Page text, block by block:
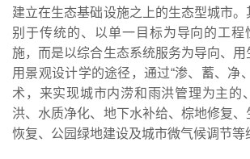
建立在生态基础设施之上的生态型城市
别于传统的、以单一目标为导向的工程
施，而是以综合生态系统服务为导向、
用景观设计学的途径，通过“渗、蓄、净
术，来实现城市内涝和雨洪管理为主的
洪、水质净化、地下水补给、棕地修复、
恢复、公园绿地建设及城市微气候调节等